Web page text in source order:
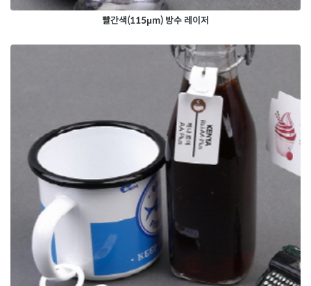
빨간색(115μm) 방수 레이저